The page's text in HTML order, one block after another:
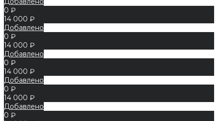
0 ₽
14 000 ₽
Добавлено
0 ₽
14 000 ₽
Добавлено
0 ₽
14 000 ₽
Добавлено
0 ₽
14 000 ₽
Добавлено
0 ₽